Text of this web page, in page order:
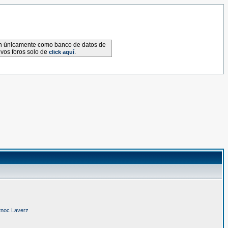
como banco de datos de
foros solo de click aquí.
Laverz